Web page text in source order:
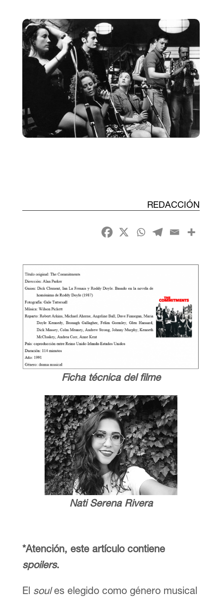
REDACCIÓN
Ficha técnica del filme
Nati Serena Rivera
*Atención, este artículo contiene
spoilers.
El soules elegido como género musical